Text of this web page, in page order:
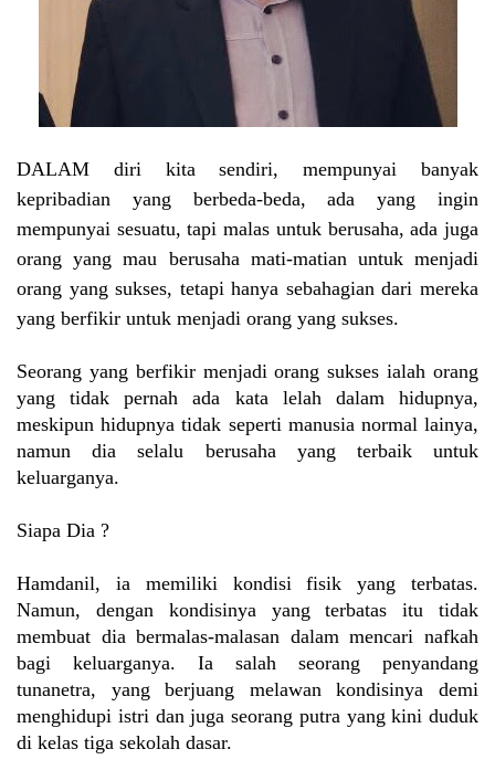
DALAM diri kita sendiri, mempunyai banyak
kepribadian yang berbeda-beda, ada yang ingin
mempunyai sesuatu, tapi malas untuk berusaha, ada juga
orang yang mau berusaha mati-matian untuk menjadi
orang yang sukses, tetapi hanya sebahagian dari mereka
yang berfikir untuk menjadi orang yang sukses.
Seorang yang berfikir menjadi orang sukses ialah orang
yang tidak pernah ada kata lelah dalam hidupnya,
meskipun hidupnya tidak seperti manusia normal lainya,
namun dia selalu berusaha yang terbaik untuk
keluarganya.
Siapa Dia ?
Hamdanil, ia memiliki kondisi fisik yang terbatas.
Namun, dengan kondisinya yang terbatas itu tidak
membuat dia bermalas-malasan dalam mencari nafkah
bagi keluarganya. Ia salah seorang penyandang
tunanetra, yang berjuang melawan kondisinya demi
menghidupi istri dan juga seorang putra yang kini duduk
di kelas tiga sekolah dasar.